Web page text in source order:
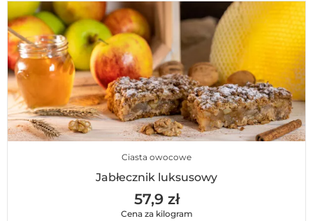
Ciasta owocowe
Jabłecznik luksusowy
57,9 zł
Cena za kilogram